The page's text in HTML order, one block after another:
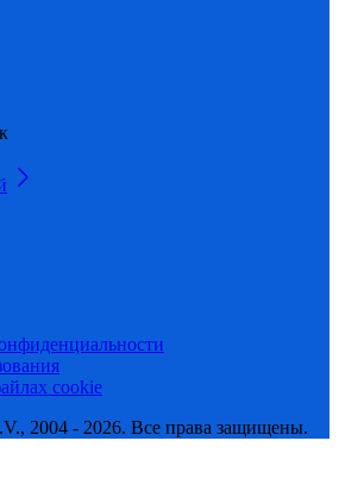
cookie
2004 - 2026. Все права защищены.